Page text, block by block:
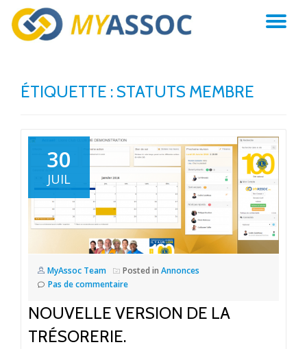
Aller
ÉTIQUETTE : STATUTS MEMBRE
30
JUIL
MyAssoc Team Posted in Annonces
Pas de commentaire
NOUVELLE VERSION DE LA
TRÉSORERIE.